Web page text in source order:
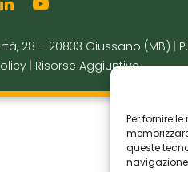
Per fornire
queste
28 – 20833 Giussano (MB)
Risorse Aggiuntive